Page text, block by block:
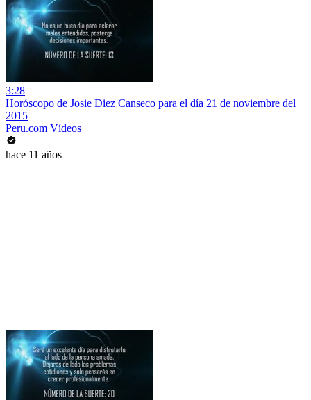
3:28
Horóscopo de Josie Diez Canseco para el día 21 de noviembre del
2015
Peru.com Vídeos
hace 11 años